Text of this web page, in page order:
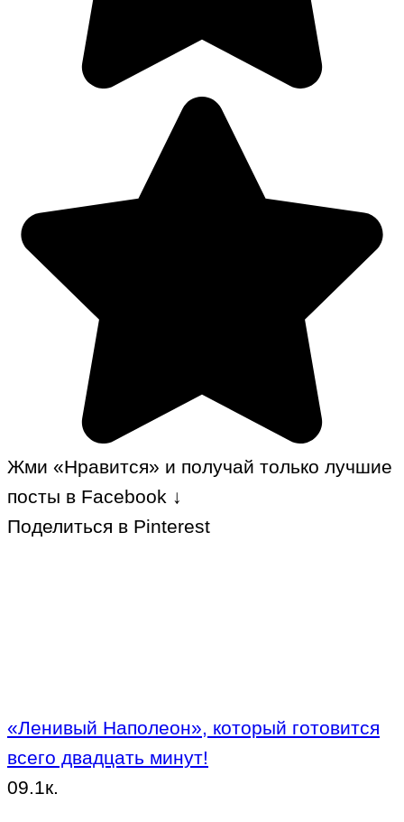
Жми «Нравится» и получай только лучшие
посты в Facebook ↓
Поделиться в Pinterest
«Ленивый Наполеон», который готовится
всего двадцать минут!
09.1к.